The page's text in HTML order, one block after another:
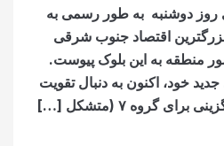
روز دوشنبه به طور رسمی به
اقتصاد جنوب شرقی
منطقه به این بلوک پیوست.
خود، اکنون به دنبال تقویت
گروه ۷ (متشکل […]